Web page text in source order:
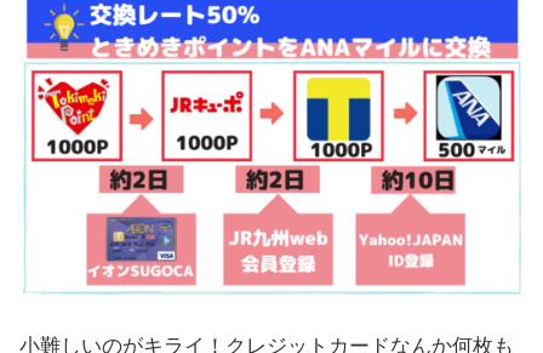
小難しいのがキライ！クレジットカードなんか何枚も